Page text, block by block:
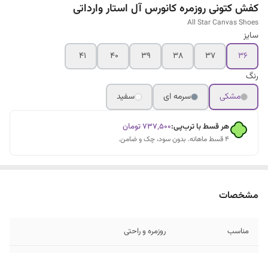
کفش کتونی روزمره کانورس آل استار وارداتی
All Star Canvas Shoes
سایز
۳۶
37
38
39
40
41
رنگ
مشکی
سرمه ای سفید
هر قسط با ترب‌پی:۷۳۷٬۵۰۰تومان
۴ قسط ماهانه. بدون سود، چک و ضامن.
مشخصات
مناسب روزمره و راحتی